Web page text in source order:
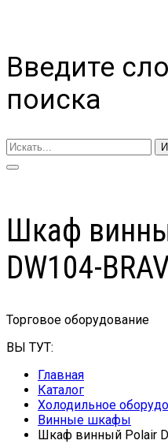
Введите
поиска
Шкаф
DW104-
Торговое оборудование
ВЫ ТУТ:
Главная
Каталог
Холодильное
Винные шкафы
Шкаф винный Polair